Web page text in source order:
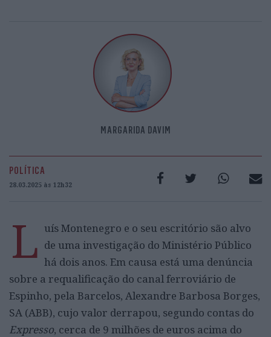
MARGARIDA DAVIM
POLÍTICA
28.03.2025 às 12h32
L uís Montenegro e o seu escritório são alvo
de uma investigação do Ministério Público
há dois anos. Em causa está uma denúncia
sobre a requalificação do canal ferroviário de
Espinho, pela Barcelos, Alexandre Barbosa Borges,
SA (ABB), cujo valor derrapou, segundo contas do
Expresso, cerca de 9 milhões de euros acima do